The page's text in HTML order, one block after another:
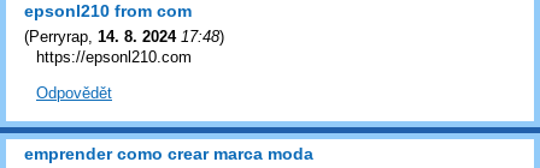
epsonl210 from com
(Perryrap, 14. 8. 2024 17:48)
https://epsonl210.com
Odpovědět
emprender como crear marca moda